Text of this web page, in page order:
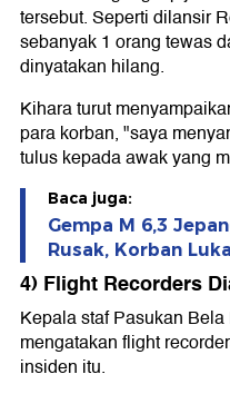
tersebut. Seperti dilansir
sebanyak 1 orang tewas
dinyatakan hilang.
Kihara turut
para korban, "saya
tulus kepada awak yang
Baca juga:
Gempa M 6,3
Rusak, Korban
4) Flight Recorders
Kepala staf Pasukan
mengatakan flight
insiden itu.